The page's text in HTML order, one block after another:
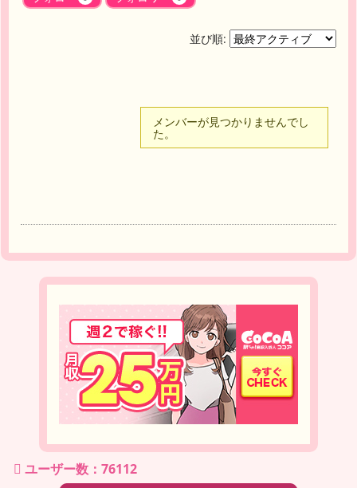
並び順:
メンバーが見つかりませんでし
た。
ユーザー数：76112